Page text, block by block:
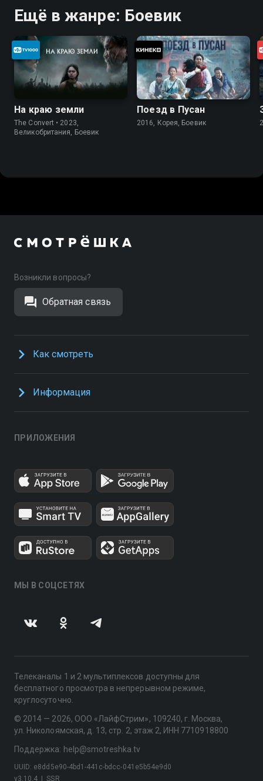
Ещё в жанре: Боевик
На краю земли
The Convert • 2023,
Великобритания, Боевик
Поезд в Пусан
2016, Корея, Боевик
Возникли вопросы?
Обратная связь
Как смотреть
Информация
ПРИЛОЖЕНИЯ
МЫ В СОЦСЕТЯХ
Телеканалы 1 и 2 мультиплексов доступны для
бесплатного просмотра в непрерывном режиме,
круглосуточно.
© 2014 — 2026, ООО «ЛайфСтрим», 109240, г. Москва,
ул. Николоямская, д. 13, стр. 2, этаж 2, ИНН 7710918800
Поддержка: help@smotreshka.tv
v3.10.4 SSR
UUID: e8dd5e90-4bd1-441c-bdcc-041e5b54e9d0